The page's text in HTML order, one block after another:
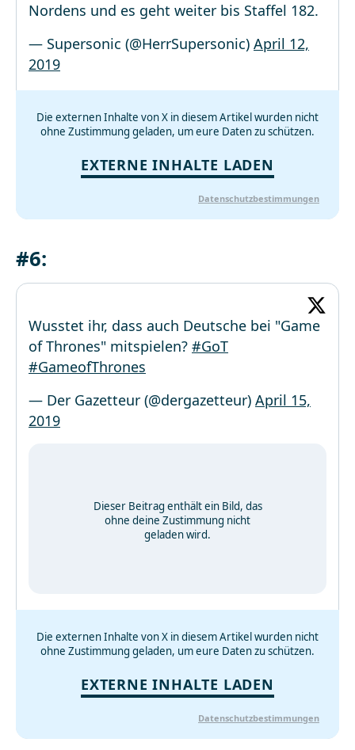
Nordens und es geht weiter bis Staffel 182.
— Supersonic (@HerrSupersonic) April 12,
2019
Die externen Inhalte von X in diesem Artikel wurden nicht
ohne Zustimmung geladen, um eure Daten zu schützen.
EXTERNE INHALTE LADEN
Datenschutzbestimmungen
#6:
Wusstet ihr, dass auch Deutsche bei "Game
of Thrones" mitspielen? #GoT
#GameofThrones
— Der Gazetteur (@dergazetteur) April 15,
2019
Dieser Beitrag enthält ein Bild, das
ohne deine Zustimmung nicht
geladen wird.
Die externen Inhalte von X in diesem Artikel wurden nicht
ohne Zustimmung geladen, um eure Daten zu schützen.
EXTERNE INHALTE LADEN
Datenschutzbestimmungen